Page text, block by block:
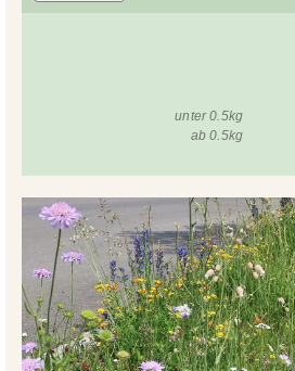
unter 0.5kg
ab 0.5kg